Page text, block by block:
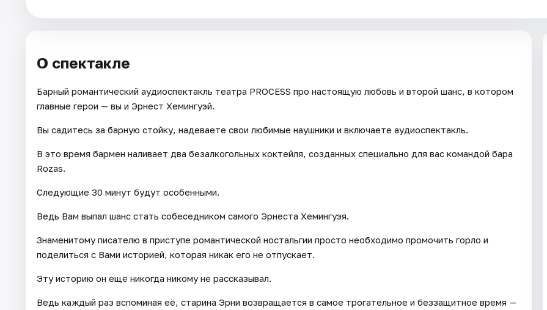
О спектакле
Барный романтический аудиоспектакль театра PROCESS про настоящую любовь и второй шанс, в котором
главные герои — вы и Эрнест Хемингуэй.
Вы садитесь за барную стойку, надеваете свои любимые наушники и включаете аудиоспектакль.
В это время бармен наливает два безалкогольных коктейля, созданных специально для вас командой бара
Rozas.
Следующие 30 минут будут особенными.
Ведь Вам выпал шанс стать собеседником самого Эрнеста Хемингуэя.
Знаменитому писателю в приступе романтической ностальгии просто необходимо промочить горло и
поделиться с Вами историей, которая никак его не отпускает.
Эту историю он ещё никогда никому не рассказывал.
Ведь каждый раз вспоминая её, старина Эрни возвращается в самое трогательное и беззащитное время —